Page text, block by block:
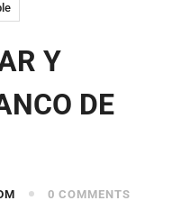
Y
DE
0 COMMENTS